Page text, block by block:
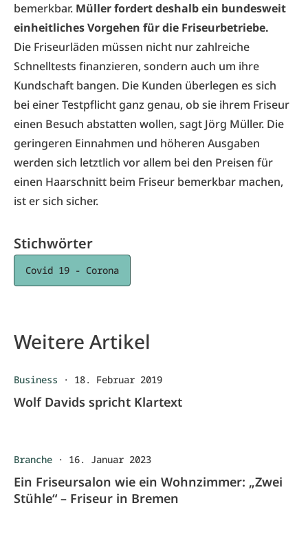
bemerkbar. Müller fordert deshalb ein bundesweit
einheitliches Vorgehen für die Friseurbetriebe.
Die Friseurläden müssen nicht nur zahlreiche
Schnelltests finanzieren, sondern auch um ihre
Kundschaft bangen. Die Kunden überlegen es sich
bei einer Testpflicht ganz genau, ob sie ihrem Friseur
einen Besuch abstatten wollen, sagt Jörg Müller. Die
geringeren Einnahmen und höheren Ausgaben
werden sich letztlich vor allem bei den Preisen für
einen Haarschnitt beim Friseur bemerkbar machen,
ist er sich sicher.
Stichwörter
Covid 19 - Corona
Weitere Artikel
Business · 18. Februar 2019
Wolf Davids spricht Klartext
Branche · 16. Januar 2023
Ein Friseursalon wie ein Wohnzimmer: „Zwei
Stühle“ – Friseur in Bremen